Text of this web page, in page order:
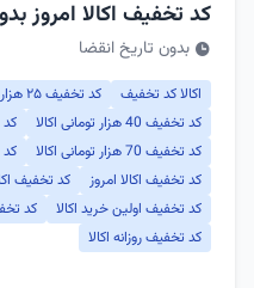
کد تخفیف اکالا امروز
بدون تاریخ انقضا
اکالا کد تخفیف
کد تخفیف ۲۵ هزار تومانی اکالا
کد تخفیف 40 هزار تومانی اکالا
کد تخفیف
کد تخفیف 70 هزار تومانی اکالا
کد تخفیف اکالا امروز
کد تخفیف
کد تخفیف اولین خرید اکالا
کد
کد تخفیف روزانه اکالا